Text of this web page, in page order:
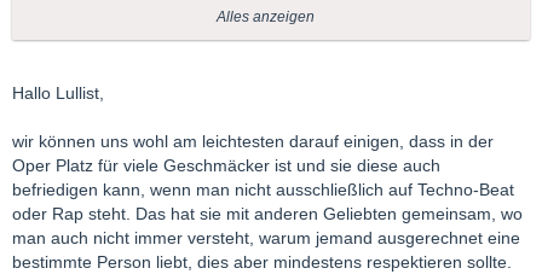
Die musikalische Vorprägung scheint mir doch recht wichtig zu
sein.
Richard Strauss wird für mich immer eine Zumutung bleiben,
Meine erste Oper war damals Händels "Alcina" also eine
barocke Opera Seria - und da hat es mich sofort gepackt.
Aber eben nur deswegen weil ich damals ohnehin schon
Barockmusik liebte.
Das es zu Händel noch eine Steigerung für mich gab (Lully) war
Alles anzeigen
Hallo Lullist,
wir können uns wohl am leichtesten darauf einigen, dass in der
Oper Platz für viele Geschmäcker ist und sie diese auch
befriedigen kann, wenn man nicht ausschließlich auf Techno-Beat
oder Rap steht. Das hat sie mit anderen Geliebten gemeinsam, wo
man auch nicht immer versteht, warum jemand ausgerechnet eine
bestimmte Person liebt, dies aber mindestens respektieren sollte.